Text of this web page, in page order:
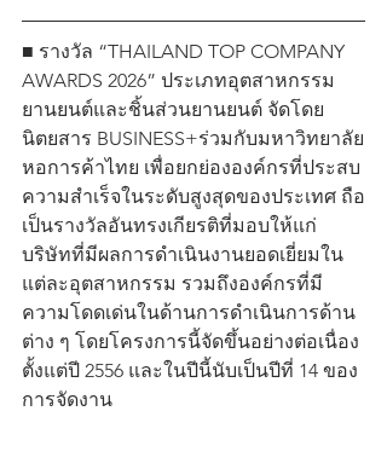
■ รางวัล “THAILAND TOP COMPANY
AWARDS 2026” ประเภทอุตสาหกรรม
ยานยนต์และชิ้นส่วนยานยนต์ จัดโดย
นิตยสาร BUSINESS+ร่วมกับมหาวิทยาลัย
หอการค้าไทย เพื่อยกย่ององค์กรที่ประสบ
ความสำเร็จในระดับสูงสุดของประเทศ ถือ
เป็นรางวัลอันทรงเกียรติที่มอบให้แก่
บริษัทที่มีผลการดำเนินงานยอดเยี่ยมใน
แต่ละอุตสาหกรรม รวมถึงองค์กรที่มี
ความโดดเด่นในด้านการดำเนินการด้าน
ต่าง ๆ โดยโครงการนี้จัดขึ้นอย่างต่อเนื่อง
ตั้งแต่ปี 2556 และในปีนี้นับเป็นปีที่ 14 ของ
การจัดงาน